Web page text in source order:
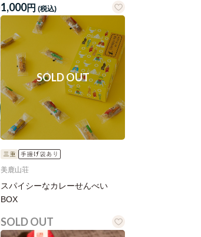
1,000円 (税込)
美鹿山荘
スパイシーなカレーせんべい
BOX
SOLD OUT